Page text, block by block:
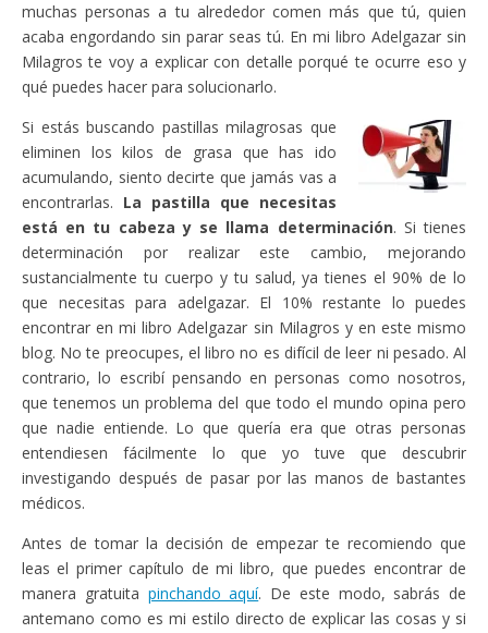
muchas personas a tu alrededor comen más que tú, quien
acaba engordando sin parar seas tú. En mi libro Adelgazar sin
Milagros te voy a explicar con detalle porqué te ocurre eso y
qué puedes hacer para solucionarlo.
Si estás buscando pastillas milagrosas que
eliminen los kilos de grasa que has ido
acumulando, siento decirte que jamás vas a
encontrarlas. La pastilla que necesitas
está en tu cabeza y se llama determinación. Si tienes
determinación por realizar este cambio, mejorando
sustancialmente tu cuerpo y tu salud, ya tienes el 90% de lo
que necesitas para adelgazar. El 10% restante lo puedes
encontrar en mi libro Adelgazar sin Milagros y en este mismo
blog. No te preocupes, el libro no es difícil de leer ni pesado. Al
contrario, lo escribí pensando en personas como nosotros,
que tenemos un problema del que todo el mundo opina pero
que nadie entiende. Lo que quería era que otras personas
entendiesen fácilmente lo que yo tuve que descubrir
investigando después de pasar por las manos de bastantes
médicos.
Antes de tomar la decisión de empezar te recomiendo que
leas el primer capítulo de mi libro, que puedes encontrar de
manera gratuita pinchando aquí. De este modo, sabrás de
antemano como es mi estilo directo de explicar las cosas y si